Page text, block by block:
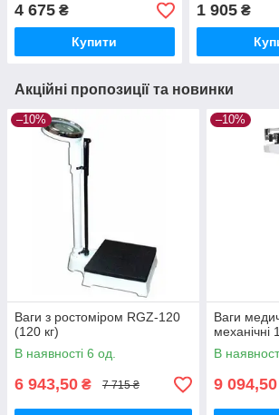
4 675 ₴
Купити
1 905₴
Акційні пропозиції та новинки
–10%
Ваги з ростоміром RGZ-120
(120 кг)
В наявності 6 од.
6 943,50 ₴ 7 715 ₴
–10%
Ваги
механічні
В
9 094,50